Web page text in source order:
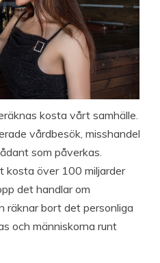
kosta vårt samhälle.
vårdbesök, misshandel
som påverkas.
kosta över 100 miljarder
det handlar om
räknar bort det personliga
och människorna runt